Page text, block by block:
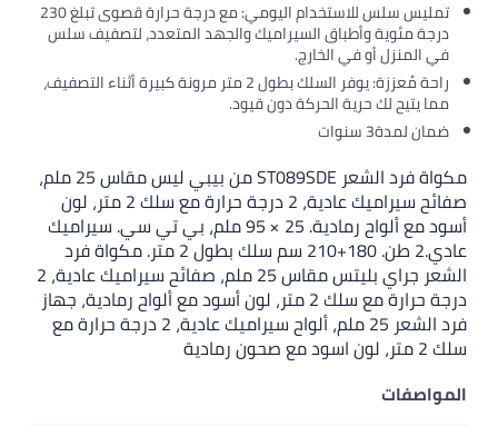
تمليس سلس للاستخدام اليومي: مع درجة حرارة قصوى تبلغ 230
درجة مئوية وأطباق السيراميك والجهد المتعدد، لتصفيف سلس
في المنزل أو في الخارج.
راحة مُعززة: يوفر السلك بطول 2 متر مرونة كبيرة أثناء التصفيف،
مما يتيح لك حرية الحركة دون قيود.
ضمان لمدة3 سنوات
مكواة فرد الشعر ST089SDE من بيبي ليس مقاس 25 ملم،
صفائح سيراميك عادية، 2 درجة حرارة مع سلك 2 متر، لون
أسود مع ألواح رمادية. 25 × 95 ملم، بي تي سي. سيراميك
عادي.2 طن. 180+210 سم سلك بطول 2 متر. مكواة فرد
الشعر جراي بليتس مقاس 25 ملم، صفائح سيراميك عادية، 2
درجة حرارة مع سلك 2 متر، لون أسود مع ألواح رمادية، جهاز
فرد الشعر 25 ملم، ألواح سيراميك عادية، 2 درجة حرارة مع
سلك 2 متر، لون اسود مع صحون رمادية
المواصفات